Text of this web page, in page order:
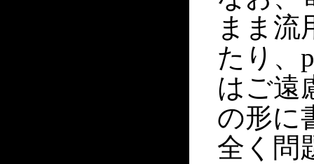
まま流
たり、
はご遠
の形に
全く問